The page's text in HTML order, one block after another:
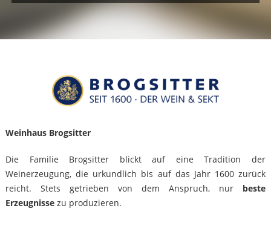
Weinhaus Brogsitter
Die Familie Brogsitter blickt auf eine Tradition der
Weinerzeugung, die urkundlich bis auf das Jahr 1600 zurück
reicht. Stets getrieben von dem Anspruch, nur beste
Erzeugnissezu produzieren.